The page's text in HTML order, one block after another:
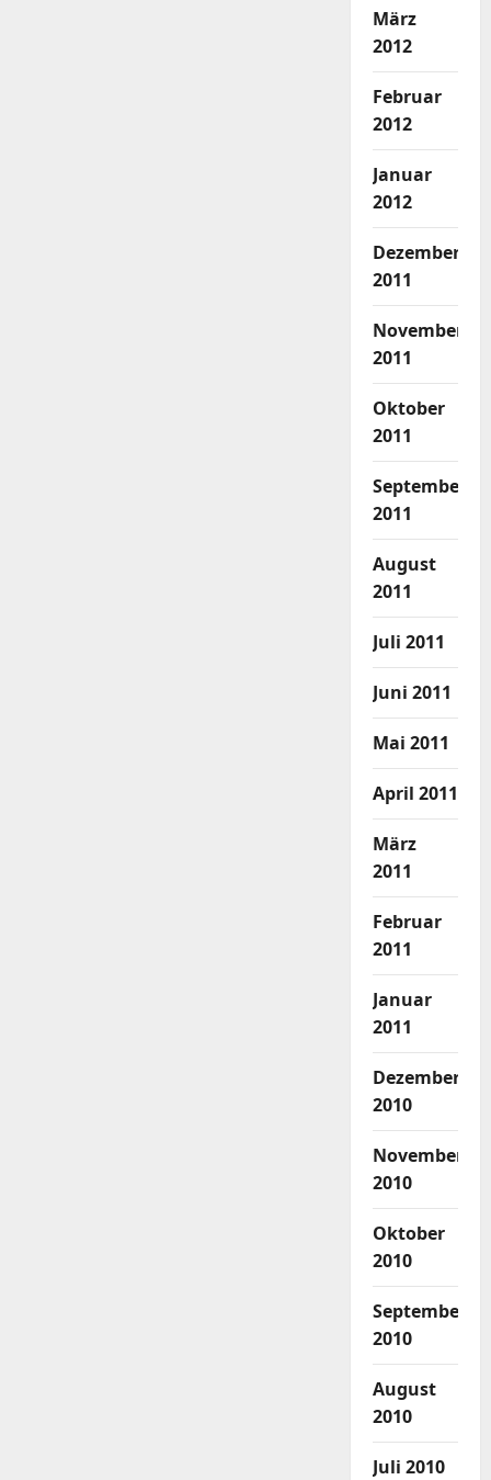
März
2012
Februar
2012
Januar
2012
Dezember
2011
November
2011
Oktober
2011
September
2011
August
2011
Juli 2011
Juni 2011
Mai 2011
April 2011
März
2011
Februar
2011
Januar
2011
Dezember
2010
November
2010
Oktober
2010
September
2010
August
2010
Juli 2010